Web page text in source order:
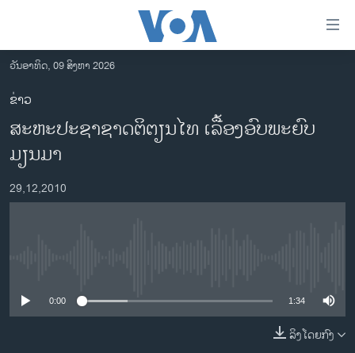
ເຂົ້າ
ຫາ
ຂ້າມ
ຂ້າມ
ຂ້າມ
ໄປ
ຫາ
ຊອກ
ອາເມຣິກາ
ການເລືອກຕັ້ງ ປະທານາທີບໍດີ ສະຫະລັດ 2024
ຂ່າວ​ຈີນ
ຊີວິດຊາວລາວ
ວັນອາທິດ, 09 ສິງຫາ 2026
ຂ່າວ
ສະຫະປະຊາຊາດຕິຕຽນໄທ ເລື້ອງອົບພະຍົບ
ມຽນມາ
29,12,2010
0:00 1:34
ລິງໂດຍກົງ